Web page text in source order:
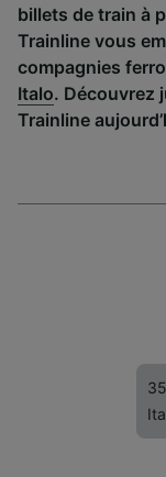
billets de train à
Trainline vous
compagnies
Italo. Découvrez
Trainline